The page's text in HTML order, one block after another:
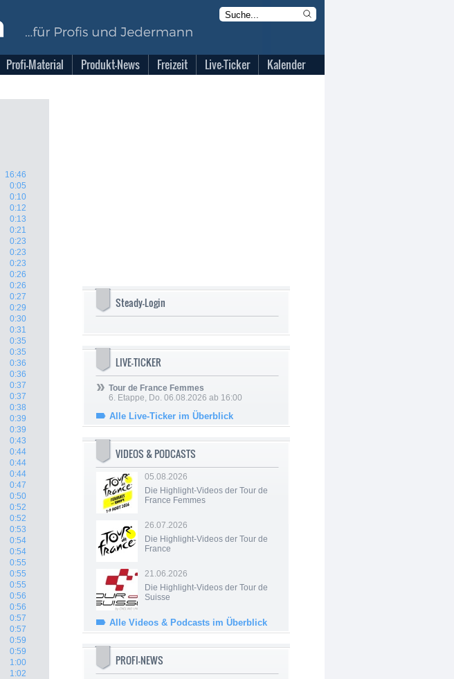
Profi-Material Produkt-News Freizeit Live-Ticker Kalender
16:46
0:05
0:10
0:12
0:13
0:21
0:23
0:23
0:23
0:26
0:26
0:27
0:29
0:30
0:31
0:35
0:35
0:36
0:36
0:37
0:37
0:38
0:39
0:39
0:43
0:44
0:44
0:44
0:47
0:50
0:52
0:52
0:53
0:54
0:54
0:55
0:55
0:55
0:56
0:56
0:57
0:57
0:59
0:59
1:00
1:02
Steady-Login
LIVE-TICKER
Tour de France Femmes
6. Etappe, Do. 06.08.2026 ab 16:00
Alle Live-Ticker im Überblick
VIDEOS & PODCASTS
05.08.2026
Die Highlight-Videos der Tour de
France Femmes
26.07.2026
Die Highlight-Videos der Tour de
France
21.06.2026
Die Highlight-Videos der Tour de
Suisse
Alle Videos & Podcasts im Überblick
PROFI-NEWS